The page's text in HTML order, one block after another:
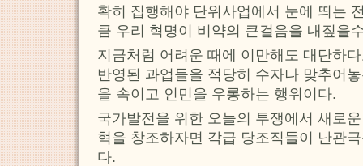
확히 집행해야 단위사업에서 눈에 띄는
큼 우리 혁명이 비약의 큰걸음을 내짚을
지금처럼 어려운 때에 이만해도 대단하
반영된 과업들을 적당히 수자나 맞추어
을 속이고 인민을 우롱하는 행위이다.
국가발전을 위한 오늘의 투쟁에서 새로
혁을 창조하자면 각급 당조직들이 난관
다.